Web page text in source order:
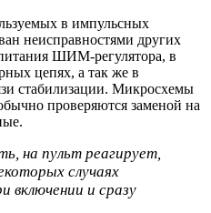
в импульсных
неисправностями других
ШИМ-регулятора, в
цепях, а так же в
стабилизации. Микросхемы
проверяются заменой на
на пульт реагирует,
случаях
включении и сразу